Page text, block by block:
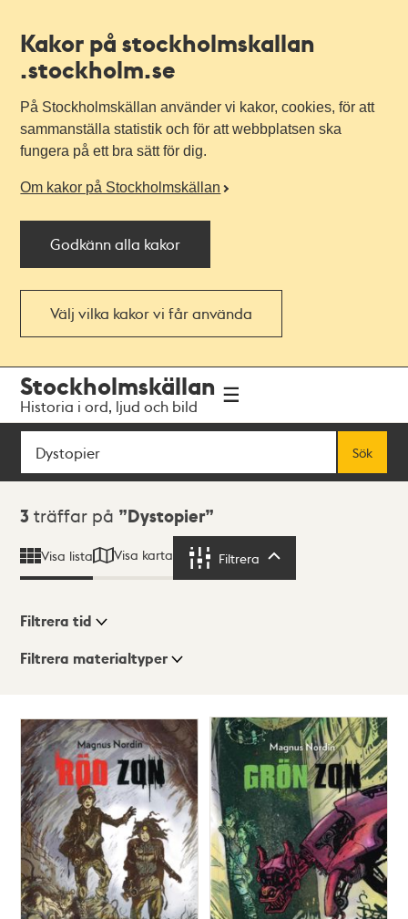
Kakor på stockholmskallan
.stockholm.se
På Stockholmskällan använder vi kakor, cookies, för att
sammanställa statistik och för att webbplatsen ska
fungera på ett bra sätt för dig.
Om kakor på Stockholmskällan
Godkänn alla kakor
Välj vilka kakor vi får använda
navigationen
huvudinnehållet
Stockholmskällan
Historia i ord, ljud och bild
Sök
Sök
Sökresultat
3 träffar på Dystopier
Visa lista Visa karta Filtrera
Visningsläge
Lista
Karta
Filtrera tid
Filtrera materialtyper
träffar